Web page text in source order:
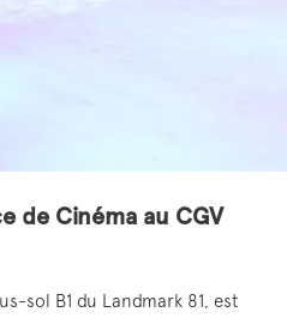
de Cinéma au CGV
sol B1 du Landmark 81, est